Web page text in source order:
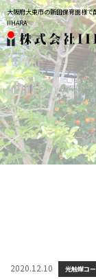
大阪府大東市の新田保育園様
IIHARA
2020.12.10 光触媒コ